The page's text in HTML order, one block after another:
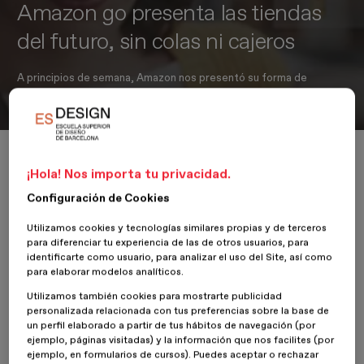
Amazon go presenta las tiendas
del futuro, sin colas ni cajeros
A principios de semana, Amazon nos presentó su forma de
Amazon go presenta las tiendas del futuro, sin colas ni cajeros
14 Diciembre 2016 Óscar Guayabero
El líder del comercio digital nos presento a principios de semana su
nueva manera de entender el futuro, haciendo honor a su lema
and you're done (traducido al español: «estás listo»), nos invita a
conocer el futuro, elimina barreras, las largas esperas y abre sus
espacios a un entorno de tienda innovador que cambiará nuestros
hábitos de consumo y la manera de relacionarnos dentro de estos
¡Hola! Nos importa tu privacidad.
Configuración de Cookies
Utilizamos cookies y tecnologías similares propias y de terceros
para diferenciar tu experiencia de las de otros usuarios, para
identificarte como usuario, para analizar el uso del Site, así como
para elaborar modelos analíticos.
Utilizamos también cookies para mostrarte publicidad
personalizada relacionada con tus preferencias sobre la base de
un perfil elaborado a partir de tus hábitos de navegación (por
ejemplo, páginas visitadas) y la información que nos facilites (por
ejemplo, en formularios de cursos). Puedes aceptar o rechazar